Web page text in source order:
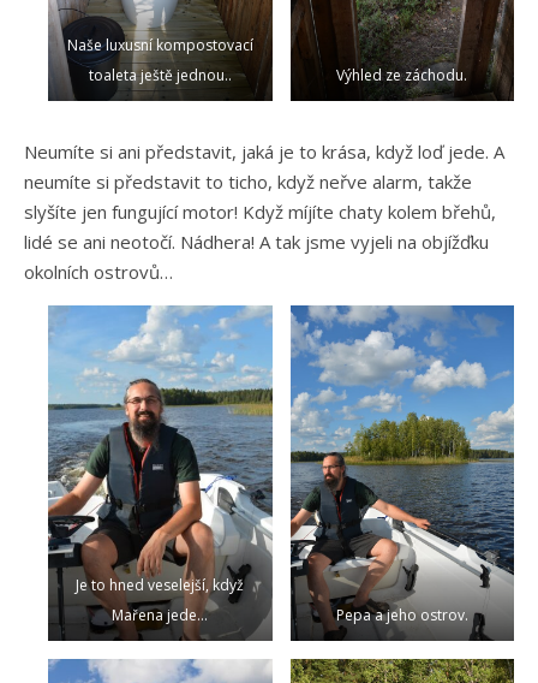
Naše luxusní kompostovací
toaleta ještě jednou..
Výhled ze záchodu.
Neumíte si ani představit, jaká je to krása, když loď jede. A
neumíte si představit to ticho, když neřve alarm, takže
slyšíte jen fungující motor! Když míjíte chaty kolem břehů,
lidé se ani neotočí. Nádhera! A tak jsme vyjeli na objížďku
okolních ostrovů…
Je to hned veselejší, když
Mařena jede…
Pepa a jeho ostrov.